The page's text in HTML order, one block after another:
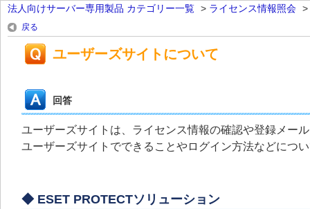
法人向けサーバー専用製品 カテゴリー一覧 > ライセンス情報照会 >
戻る
ユーザーズサイトについて
回答
ユーザーズサイトは、ライセンス情報の確認や登録メー
ユーザーズサイトでできることやログイン方法などにつ
◆ ESET PROTECTソリューション